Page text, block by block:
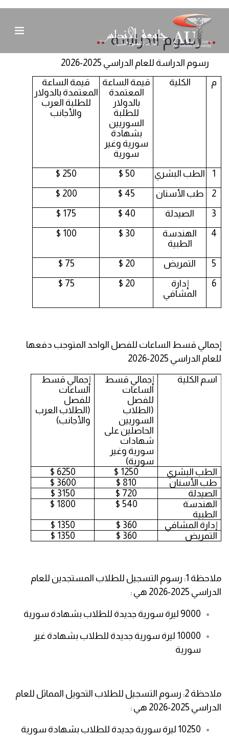
رسوم الدراسة
رسوم الدراسة للعام الدراسي 2025-2026
م
الكلية
قيمة الساعة
المعتمدة
بالدولار
للطلبة
السوريين
بشهادة
سورية وغير
سورية
قيمة الساعة
المعتمدة بالدولار
للطلبة العرب
والأجانب
1 الطب البشري 50 $
250 $
2
طب الأسنان 45 $
200 $
3
الصيدلة 40 $
175 $
4
الهندسة
الطبية
30 $
100 $
5 التمريض 20 $
75 $
6
إدارة
المشافي
20 $
75 $
إجمالي قسط الساعات للفصل الواحد المتوجب دفعها
للعام الدراسي 2025-2026
اسم الكلية
إجمالي قسط
الساعات
للفصل
(الطلاب
السوريين
الحاصلين على
شهادات
سورية وغير
سورية)
إجمالي قسط
الساعات
للفصل
(الطلاب العرب
والأجانب)
الطب البشري 1250 $
6250 $
طب الأسنان
810 $
3600 $
الصيدلة
720 $
3150 $
الهندسة
الطبية
540 $
1800 $
إدارة المشافي 360 $
1350 $
التمريض
360 $
1350 $
ملاحظة 1: رسوم التسجيل للطلاب المستجدين للعام
الدراسي 2025-2026 هي :
9000 ليرة سورية جديدة للطلاب بشهادة سورية
10000 ليرة سورية جديدة للطلاب بشهادة غير
سورية
ملاحظة 2: رسوم التسجيل للطلاب التحويل المماثل للعام
الدراسي 2025-2026 هي :
10250 ليرة سورية جديدة للطلاب بشهادة سورية